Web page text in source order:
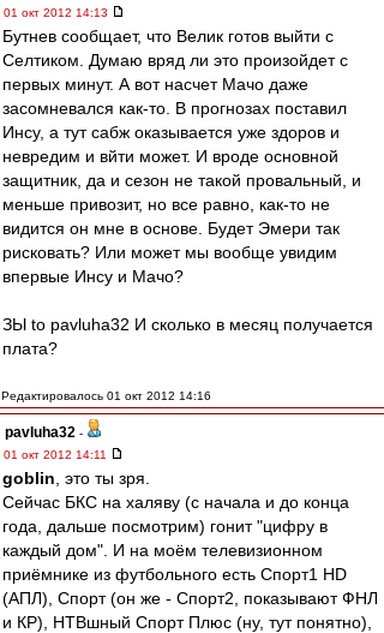
01 окт 2012 14:13
Бутнев сообщает, что Велик готов выйти с
Селтиком. Думаю вряд ли это произойдет с
первых минут. А вот насчет Мачо даже
засомневался как-то. В прогнозах поставил
Инсу, а тут сабж оказывается уже здоров и
невредим и вйти может. И вроде основной
защитник, да и сезон не такой провальный, и
меньше привозит, но все равно, как-то не
видится он мне в основе. Будет Эмери так
рисковать? Или может мы вообще увидим
впервые Инсу и Мачо?
ЗЫ to pavluha32 И сколько в месяц получается
плата?
Редактировалось 01 окт 2012 14:16
pavluha32 -
01 окт 2012 14:11
goblin , это ты зря.
Сейчас БКС на халяву (с начала и до конца
года, дальше посмотрим) гонит "цифру в
каждый дом". И на моём телевизионном
приёмнике из футбольного есть Спорт1 HD
(АПЛ), Спорт (он же - Спорт2, показывают ФНЛ
и КР), НТВшный Спорт Плюс (ну, тут понятно),